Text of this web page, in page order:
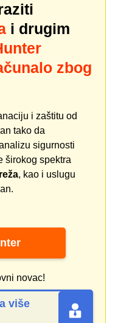
i drugim
zbog
i zaštitu od
tako da
sigurnosti
širokog spektra
, kao i uslugu
novac!
više